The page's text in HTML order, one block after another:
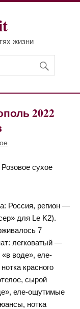
жизни
2022
Россия, регион —
для Le K2).
7
легковатый —
воде», еле-
красного
сырой
еле-ощутимые
нотка